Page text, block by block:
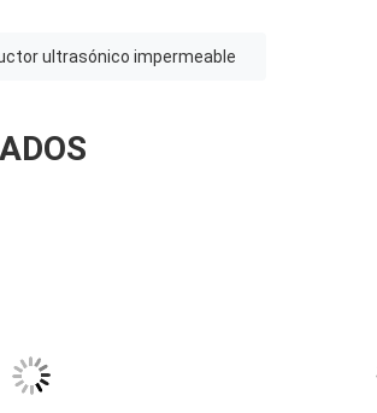
ultrasónico impermeable